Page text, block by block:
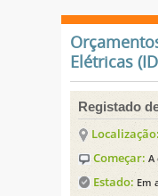
Elétricas
Registado
Localização:
Começar: A
Estado: Em